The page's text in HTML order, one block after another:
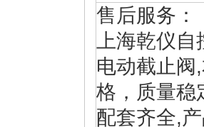
售后服务：
上海乾仪
电动截止阀
格，质量稳
配套齐全,